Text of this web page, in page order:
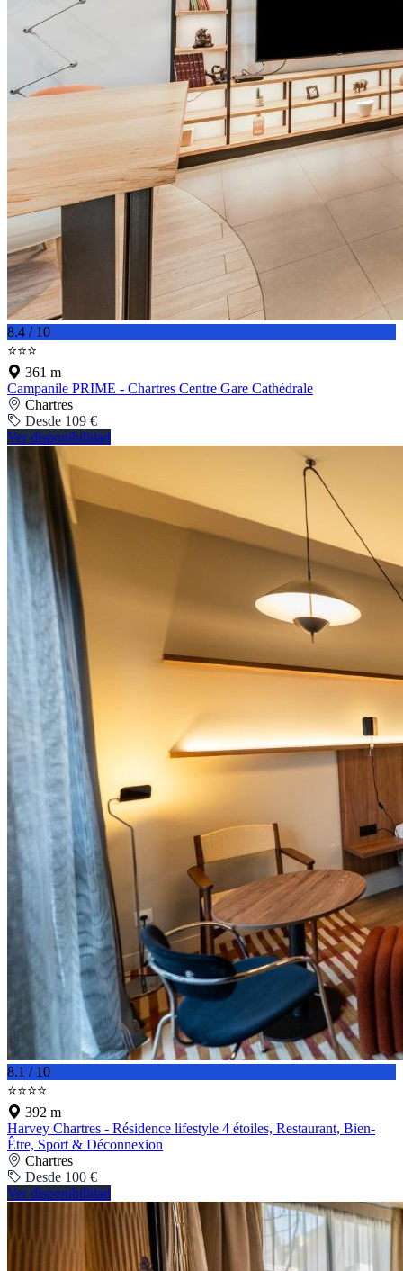
8.4 / 10
⭐⭐⭐
361 m
Campanile PRIME - Chartres Centre Gare Cathédrale
Chartres
Desde 109 €
Ver disponibilidad
8.1 / 10
⭐⭐⭐⭐
392 m
Harvey Chartres - Résidence lifestyle 4 étoiles, Restaurant, Bien-
Être, Sport & Déconnexion
Chartres
Desde 100 €
Ver disponibilidad